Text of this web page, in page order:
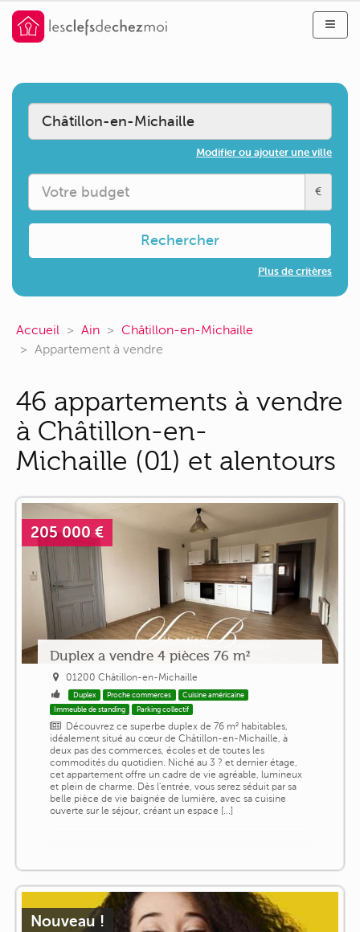
Modifier ou ajouter une ville
€
Rechercher
Plus de critères
Accueil Ain
Châtillon-en-Michaille
Appartement à vendre
46 appartements à vendre
à Châtillon-en-
Michaille (01) et alentours
205 000 €
Duplex a vendre 4 pièces 76 m²
01200 Châtillon-en-Michaille
Duplex Proche commerces
Cuisine américaine
Immeuble de standing
Parking collectif
Découvrez ce superbe duplex de 76 m² habitables,
idéalement situé au cœur de Châtillon-en-Michaille, à
deux pas des commerces, écoles et de toutes les
commodités du quotidien. Niché au 3 ? et dernier étage,
cet appartement offre un cadre de vie agréable, lumineux
et plein de charme. Dès l'entrée, vous serez séduit par sa
belle pièce de vie baignée de lumière, avec sa cuisine
ouverte sur le séjour, créant un espace [...]
Nouveau !